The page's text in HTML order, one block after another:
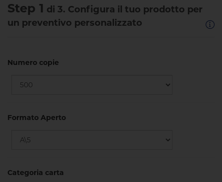
Step 1 di 3. Configura il tuo prodotto per
un preventivo personalizzato
Numero copie
Formato Aperto
Categoria carta